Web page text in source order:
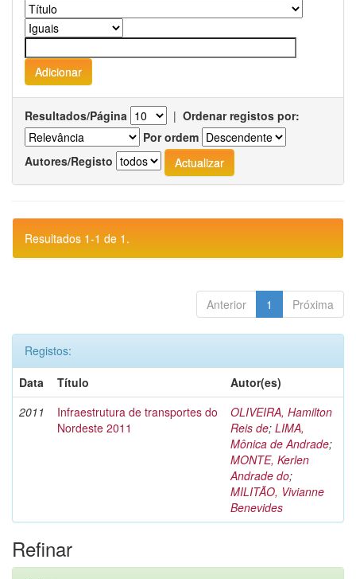
Resultados/Página | Ordenar registos por:
Por ordem
Autores/Registo
Resultados 1-1 de 1.
Anterior 1 Próxima
Registos:
Data
Título
Autor(es)
2011
Infraestrutura de transportes do
Nordeste 2011
OLIVEIRA, Hamilton
Reis de; LIMA,
Mônica de Andrade;
MONTE, Kerlen
Andrade do;
MILITÃO, Vivianne
Benevides
Refinar